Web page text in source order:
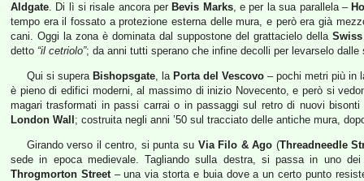
Aldgate. Di lì si risale ancora per Bevis Marks, e per la sua parallela –
tempo era il fossato a protezione esterna delle mura, e però era già
cani. Oggi la zona è dominata dal suppostone del grattacielo della
detto “il cetriolo”; da anni tutti sperano che infine decolli per levarselo dalle
Qui si supera Bishopsgate, la Porta del Vescovo – pochi metri più in
è pieno di edifici moderni, al massimo di inizio Novecento, e però si
magari trasformati in passi carrai o in passaggi sul retro di nuovi
London Wall ; costruita negli anni ’50 sul tracciato delle antiche mura,
Girando verso il centro, si punta su Via Filo & Ago (Threadneedle
sede in epoca medievale. Tagliando sulla destra, si passa in uno
Throgmorton Street– una via storta e buia dove a un certo punto